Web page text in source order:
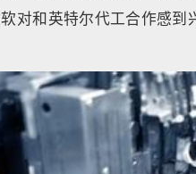
对和英特尔代工合作感